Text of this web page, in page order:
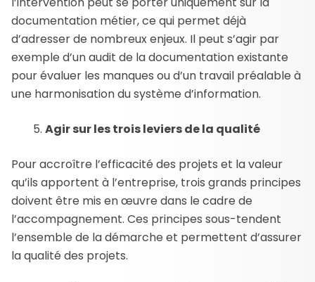
documentation métier, ce qui permet déjà
d’adresser de nombreux enjeux. Il peut s’agir par
exemple d’un audit de la documentation existante
pour évaluer les manques ou d’un travail préalable à
une harmonisation du système d’information.
Agir sur les trois leviers de la qualité
Pour accroître l’efficacité des projets et la valeur
qu’ils apportent à l’entreprise, trois grands principes
doivent être mis en œuvre dans le cadre de
l’accompagnement. Ces principes sous-tendent
l’ensemble de la démarche et permettent d’assurer
la qualité des projets.